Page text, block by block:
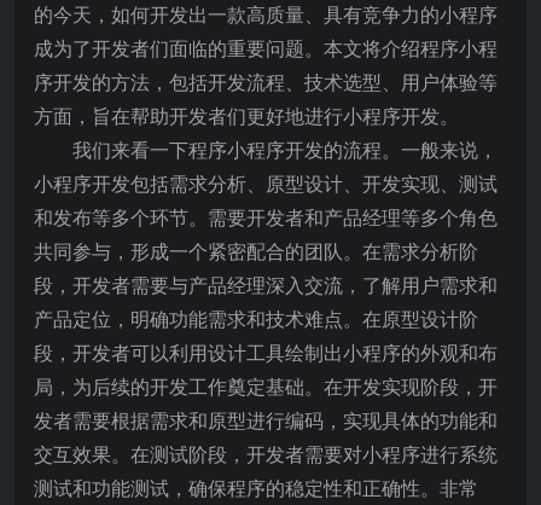
的今天，如何开发出一款高质量、具有竞争力的小程序
成为了开发者们面临的重要问题。本文将介绍程序小程
序开发的方法，包括开发流程、技术选型、用户体验等
方面，旨在帮助开发者们更好地进行小程序开发。
我们来看一下程序小程序开发的流程。一般来说，
小程序开发包括需求分析、原型设计、开发实现、测试
和发布等多个环节。需要开发者和产品经理等多个角色
共同参与，形成一个紧密配合的团队。在需求分析阶
段，开发者需要与产品经理深入交流，了解用户需求和
产品定位，明确功能需求和技术难点。在原型设计阶
段，开发者可以利用设计工具绘制出小程序的外观和布
局，为后续的开发工作奠定基础。在开发实现阶段，开
发者需要根据需求和原型进行编码，实现具体的功能和
交互效果。在测试阶段，开发者需要对小程序进行系统
测试和功能测试，确保程序的稳定性和正确性。非常